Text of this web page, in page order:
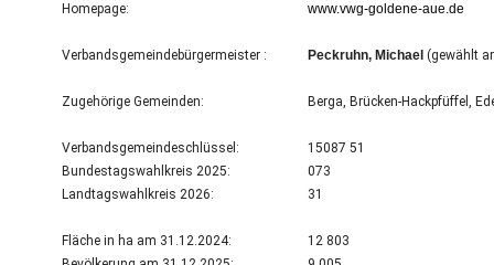
Homepage:
www.vwg-goldene-aue.de
Verbandsgemeindebürgermeister : Peckruhn, Michael (gewählt
Zugehörige Gemeinden: Berga, Brücken-Hackpfüffel,
Verbandsgemeindeschlüssel:
15087 51
Bundestagswahlkreis 2025:
073
Landtagswahlkreis 2026:
31
Fläche in ha am 31.12.2024:
12 803